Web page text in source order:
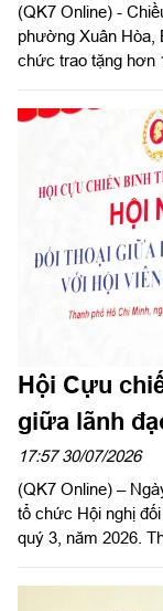
(QK7 Online) -
phường Xuân Hòa,
chức trao tặng hơn
Thạnh Mỹ Tây và
Hội Cựu
giữa lãnh
2026
17:57 30/07/2026
(QK7 Online) –
tổ chức Hội nghị
quý 3, năm 2026.
TPHCM, Chủ tịch